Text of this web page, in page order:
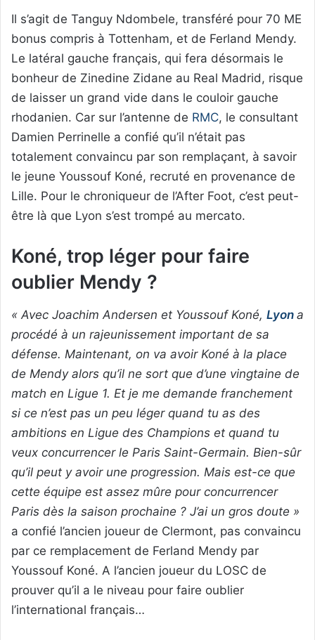
Il s’agit de Tanguy Ndombele, transféré pour 70 ME
bonus compris à Tottenham, et de Ferland Mendy.
Le latéral gauche français, qui fera désormais le
bonheur de Zinedine Zidane au Real Madrid, risque
de laisser un grand vide dans le couloir gauche
rhodanien. Car sur l’antenne de RMC, le consultant
Damien Perrinelle a confié qu’il n’était pas
totalement convaincu par son remplaçant, à savoir
le jeune Youssouf Koné, recruté en provenance de
Lille. Pour le chroniqueur de l’After Foot, c’est peut-
être là que Lyon s’est trompé au mercato.
Koné, trop léger pour faire
oublier Mendy ?
« Avec Joachim Andersen et Youssouf Koné, Lyon a
procédé à un rajeunissement important de sa
défense. Maintenant, on va avoir Koné à la place
de Mendy alors qu’il ne sort que d’une vingtaine de
match en Ligue 1. Et je me demande franchement
si ce n’est pas un peu léger quand tu as des
ambitions en Ligue des Champions et quand tu
veux concurrencer le Paris Saint-Germain. Bien-sûr
qu’il peut y avoir une progression. Mais est-ce que
cette équipe est assez mûre pour concurrencer
Paris dès la saison prochaine ? J’ai un gros doute »
a confié l’ancien joueur de Clermont, pas convaincu
par ce remplacement de Ferland Mendy par
Youssouf Koné. A l’ancien joueur du LOSC de
prouver qu’il a le niveau pour faire oublier
l’international français…